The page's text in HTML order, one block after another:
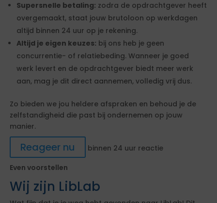
Supersnelle betaling: zodra de opdrachtgever heeft
overgemaakt, staat jouw brutoloon op werkdagen
altijd binnen 24 uur op je rekening.
Altijd je eigen keuzes: bij ons heb je geen
concurrentie- of relatiebeding. Wanneer je goed
werk levert en de opdrachtgever biedt meer werk
aan, mag je dit direct aannemen, volledig vrij dus.
Zo bieden we jou heldere afspraken en behoud je de
zelfstandigheid die past bij ondernemen op jouw
manier.
Reageer nu
binnen 24 uur reactie
Even voorstellen
Wij zijn LibLab